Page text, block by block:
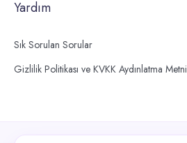
Yardım
Sık Sorulan Sorular
Gizlilik Politikası ve KVKK Aydınlatma Metni